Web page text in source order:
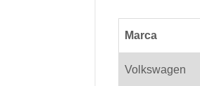
Marca
Volkswagen